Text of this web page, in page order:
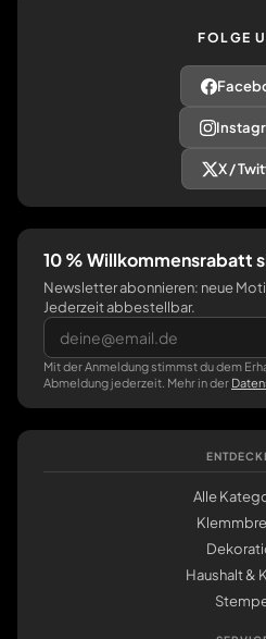
FOLGE
X /
10 % Willkommensrabatt
Newsletter abonnieren: neue
Jederzeit abbestellbar.
Mit der Anmeldung stimmst du dem
Abmeldung jederzeit. Mehr in der
Alle
Haushalt &